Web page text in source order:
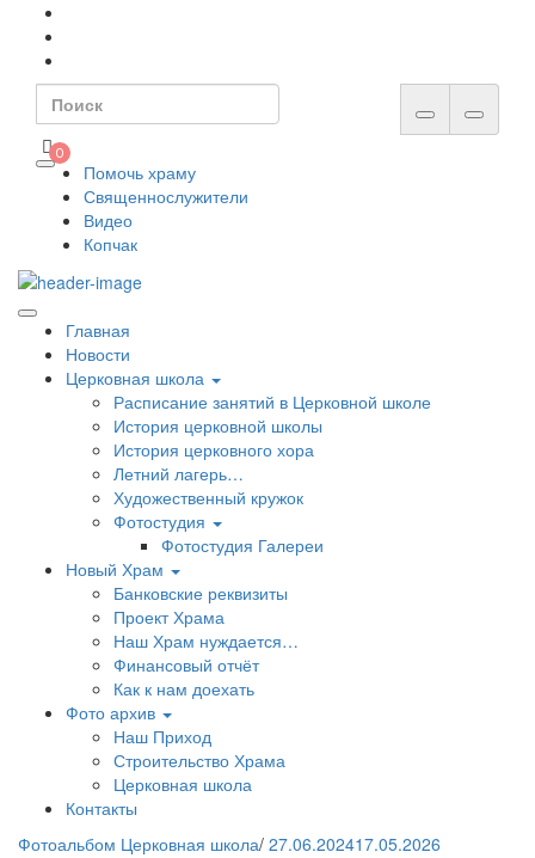
content
Search
for:
0
Помочь храму
Священнослужители
Видео
Копчак
Главная
Новости
Церковная школа
Расписание занятий в Церковной школе
История церковной школы
История церковного хора
Летний лагерь…
Художественный кружок
Фотостудия
Фотостудия Галереи
Новый Храм
Банковские реквизиты
Проект Храма
Наш Храм нуждается…
Финансовый отчёт
Как к нам доехать
Фото архив
Наш Приход
Строительство Храма
Церковная школа
Контакты
Фотоальбом Церковная школа/ 27.06.202417.05.2026